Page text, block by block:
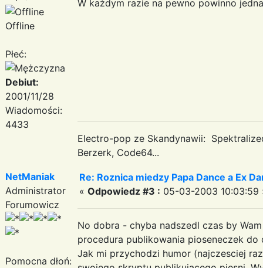
Offline
Płeć:
Debiut:
2001/11/28
Wiadomości:
4433
W każdym razie na pewno powinno
Electro-pop ze Skandynawii:
Berzerk, Code64...
NetManiak
Administrator
Forumowicz
Pomocna dłoń:
Re: Roznica miedzy Papa Dance a Ex
« Odpowiedz #3 : 05-03-2003 10:03:59
No dobra - chyba nadszedl czas by
procedura publikowania pioseneczek do
Jak mi przychodzi humor (najczesciej